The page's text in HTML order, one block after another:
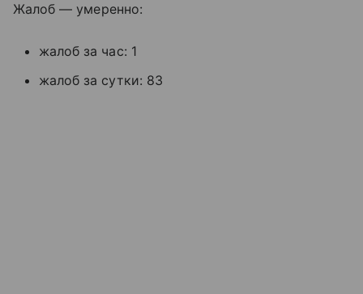
Жалоб — умеренно:
жалоб за час: 1
жалоб за сутки: 83